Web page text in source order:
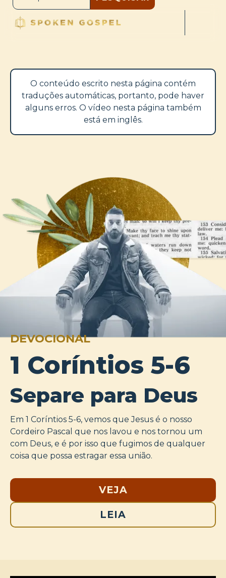
O conteúdo escrito nesta página contém
traduções automáticas, portanto, pode haver
alguns erros. O vídeo nesta página também
está em inglês.
DEVOCIONAL
1 Coríntios 5-6
Separe para Deus
Em 1 Coríntios 5-6, vemos que Jesus é o nosso
Cordeiro Pascal que nos lavou e nos tornou um
com Deus, e é por isso que fugimos de qualquer
coisa que possa estragar essa união.
VEJA
LEIA